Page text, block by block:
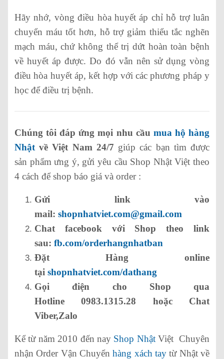
Hãy nhớ, vòng điều hòa huyết áp chỉ hỗ trợ luân
chuyển máu tốt hơn, hỗ trợ giảm thiểu tắc nghẽn
mạch máu, chứ không thể trị dứt hoàn toàn bệnh
về huyết áp được. Do đó vẫn nên sử dụng vòng
điều hòa huyết áp, kết hợp với các phương pháp y
học để điều trị bệnh.
Chúng tôi đáp ứng mọi nhu cầu mua hộ hàng
Nhật về Việt Nam 24/7 giúp các bạn tìm được
sản phẩm ưng ý, gửi yêu cầu Shop Nhật Việt theo
4 cách để shop báo giá và order :
Gửi link vào
mail: shopnhatviet.com@gmail.com
Chat facebook với Shop theo link
sau: fb.com/orderhangnhatban
Đặt Hàng online
tại shopnhatviet.com/dathang
Gọi điện cho Shop qua
Hotline 0983.1315.28 hoặc Chat
Viber,Zalo
Kể từ năm 2010 đến nay Shop NhậtViệt Chuyên
nhận Order Vận Chuyểnhàng xách tay từ Nhật về